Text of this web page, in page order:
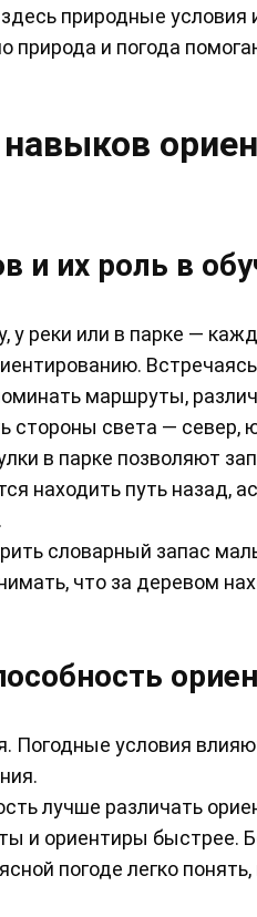
природные условия
природа и погода
и их роль в
у реки или в парке —
маршруты,
света — север,
в парке позволяют
находить путь назад,
словарный запас
что за деревом
Погодные условия
лучше различать
и ориентиры быстрее.
погоде легко